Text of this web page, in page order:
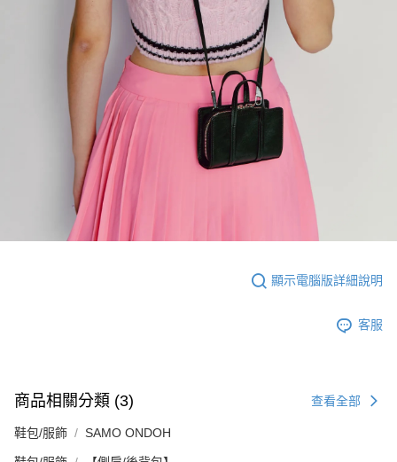
顯示電腦版詳細說明
客服
商品相關分類 (3) 查看全部
鞋包/服飾 SAMO ONDOH